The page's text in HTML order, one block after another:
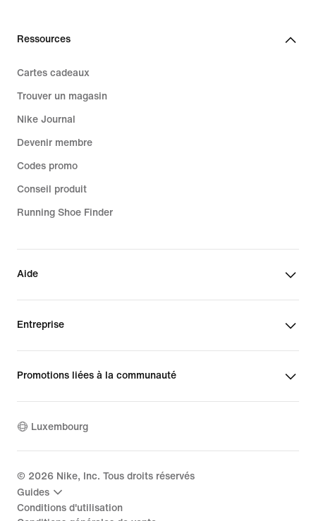
Ressources
Cartes cadeaux
Trouver un magasin
Nike Journal
Devenir membre
Codes promo
Conseil produit
Running Shoe Finder
Aide
Entreprise
Promotions liées à la communauté
Luxembourg
© 2026 Nike, Inc. Tous droits réservés
Guides
Conditions d'utilisation